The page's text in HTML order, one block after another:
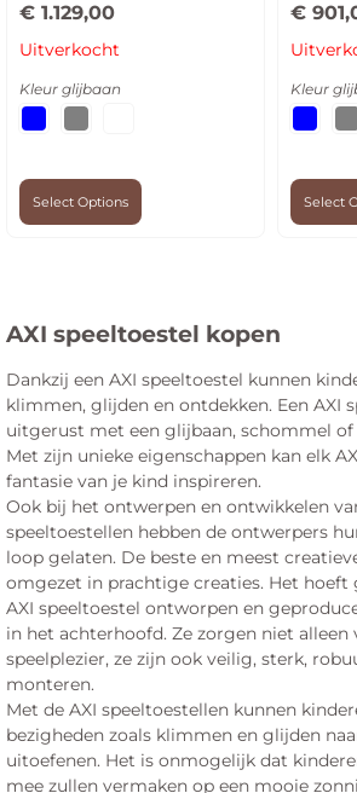
€ 1.129,00
Uitverkocht
Kleur glijbaan
Select Options
€
Kleur
Select
AXI speeltoestel kopen
Dankzij een AXI speeltoestel kunnen
klimmen, glijden en ontdekken. Een AXI
uitgerust met een glijbaan, schommel of
Met zijn unieke eigenschappen kan elk
fantasie van je kind inspireren.
Ook bij het ontwerpen en ontwikkelen
speeltoestellen hebben de ontwerpers
loop gelaten. De beste en meest
omgezet in prachtige creaties. Het hoeft
AXI speeltoestel ontworpen en
in het achterhoofd. Ze zorgen niet alleen
speelplezier, ze zijn ook veilig, sterk,
monteren.
Met de AXI speeltoestellen kunnen
bezigheden zoals klimmen en glijden
uitoefenen. Het is onmogelijk dat
mee zullen vermaken op een mooie